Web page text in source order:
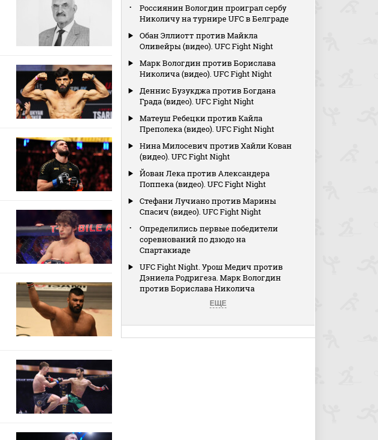
Россиянин Вологдин проиграл сербу
Николичу на турнире UFC в Белграде
Обан Эллиотт против Майкла
Оливейры (видео). UFC Fight Night
Марк Вологдин против Борислава
Николича (видео). UFC Fight Night
Деннис Бузукджа против Богдана
Града (видео). UFC Fight Night
Матеуш Ребецки против Кайла
Преполека (видео). UFC Fight Night
Нина Милосевич против Хайли Кован
(видео). UFC Fight Night
Йован Лека против Александера
Поппека (видео). UFC Fight Night
Стефани Лучиано против Марины
Спасич (видео). UFC Fight Night
Определились первые победители
соревнований по дзюдо на
Спартакиаде
UFC Fight Night. Урош Медич против
Дэниела Родригеза. Марк Вологдин
против Борислава Николича
ЕЩЕ